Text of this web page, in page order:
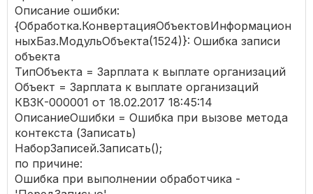
Описание ошибки:
{Обработка.КонвертацияОбъектовИнформацион
ныхБаз.МодульОбъекта(1524)}: Ошибка записи
объекта
ТипОбъекта = Зарплата к выплате организаций
Объект = Зарплата к выплате организаций
КВЗК-000001 от 18.02.2017 18:45:14
ОписаниеОшибки = Ошибка при вызове метода
контекста (Записать)
НаборЗаписей.Записать();
по причине:
Ошибка при выполнении обработчика -